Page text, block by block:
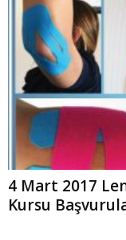
4 Mart 2017
Kursu